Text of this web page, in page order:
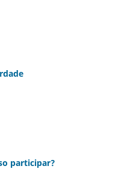
participar?